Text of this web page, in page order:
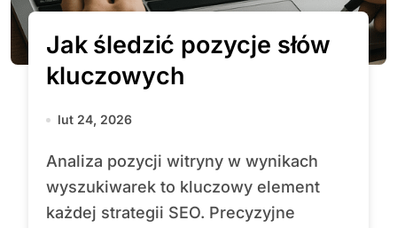
Jak śledzić pozycje słów
kluczowych
lut 24, 2026
Analiza pozycji witryny w wynikach
wyszukiwarek to kluczowy element
każdej strategii SEO. Precyzyjne